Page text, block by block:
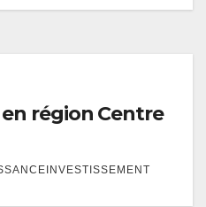
région Centre